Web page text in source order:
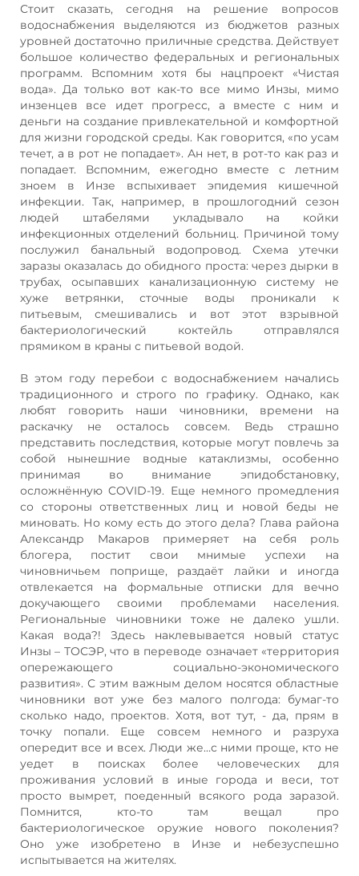
Стоит сказать, сегодня на решение вопросов
водоснабжения выделяются из бюджетов разных
уровней достаточно приличные средства. Действует
большое количество федеральных и региональных
программ. Вспомним хотя бы нацпроект «Чистая
вода». Да только вот как-то все мимо Инзы, мимо
инзенцев все идет прогресс, а вместе с ним и
деньги на создание привлекательной и комфортной
для жизни городской среды. Как говорится, «по усам
течет, а в рот не попадает». Ан нет, в рот-то как раз и
попадает. Вспомним, ежегодно вместе с летним
зноем в Инзе вспыхивает эпидемия кишечной
инфекции. Так, например, в прошлогодний сезон
людей штабелями укладывало на койки
инфекционных отделений больниц. Причиной тому
послужил банальный водопровод. Схема утечки
заразы оказалась до обидного проста: через дырки в
трубах, осыпавших канализационную систему не
хуже ветрянки, сточные воды проникали к
питьевым, смешивались и вот этот взрывной
бактериологический коктейль отправлялся
прямиком в краны с питьевой водой.
В этом году перебои с водоснабжением начались
традиционного и строго по графику. Однако, как
любят говорить наши чиновники, времени на
раскачку не осталось совсем. Ведь страшно
представить последствия, которые могут повлечь за
собой нынешние водные катаклизмы, особенно
принимая во внимание эпидобстановку,
осложнённую COVID-19. Еще немного промедления
со стороны ответственных лиц и новой беды не
миновать. Но кому есть до этого дела? Глава района
Александр Макаров примеряет на себя роль
блогера, постит свои мнимые успехи на
чиновничьем поприще, раздаёт лайки и иногда
отвлекается на формальные отписки для вечно
докучающего своими проблемами населения.
Региональные чиновники тоже не далеко ушли.
Какая вода?! Здесь наклевывается новый статус
Инзы – ТОСЭР, что в переводе означает «территория
опережающего социально-экономического
развития». С этим важным делом носятся областные
чиновники вот уже без малого полгода: бумаг-то
сколько надо, проектов. Хотя, вот тут, - да, прям в
точку попали. Еще совсем немного и разруха
опередит все и всех. Люди же…с ними проще, кто не
уедет в поисках более человеческих для
проживания условий в иные города и веси, тот
просто вымрет, поеденный всякого рода заразой.
Помнится, кто-то там вещал про
бактериологическое оружие нового поколения?
Оно уже изобретено в Инзе и небезуспешно
испытывается на жителях.